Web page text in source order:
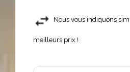
Nous vous indiquons
meilleurs prix !